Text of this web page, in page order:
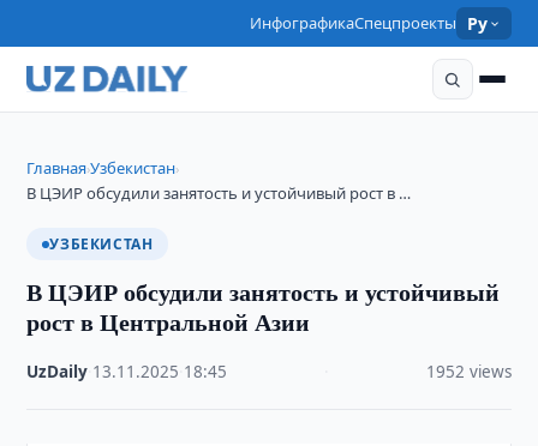
ИнфографикаСпецпроекты Ру
Главная›Узбекистан›
В ЦЭИР обсудили занятость и устойчивый рост в …
УЗБЕКИСТАН
В ЦЭИР обсудили занятость и устойчивый
рост в Центральной Азии
UzDaily 13.11.2025 18:45 1952 views